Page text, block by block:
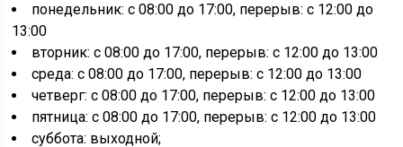
понедельник: с 08:00 до 17:00, перерыв: с 12:00 до
13:00
вторник: с 08:00 до 17:00, перерыв: с 12:00 до 13:00
среда: с 08:00 до 17:00, перерыв: с 12:00 до 13:00
четверг: с 08:00 до 17:00, перерыв: с 12:00 до 13:00
пятница: с 08:00 до 17:00, перерыв: с 12:00 до 13:00
суббота: выходной;